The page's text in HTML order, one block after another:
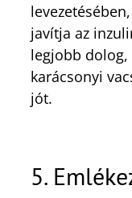
javítja az
legjobb
karácsonyi
jót.
5.